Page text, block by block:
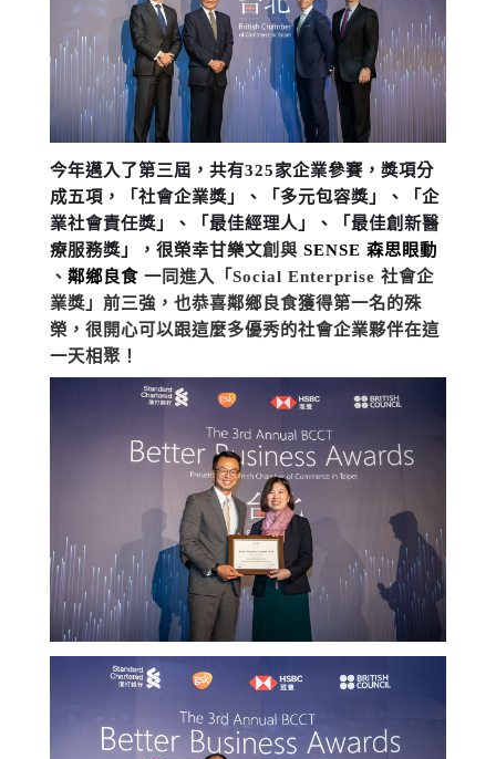
今年邁入了第三屆，共有325家企業參賽，獎項分
成五項，「 社會企業獎」、 「 多元包容獎」、 「 企
業社會責任獎」、
「 最佳經理人」、 「 最佳創新醫
療服務獎」， 很榮幸甘樂文創與 SENSE 森思眼動
、 鄰鄉良食 一同進入
「Social Enterprise 社會企
業獎」 前三強，也恭喜鄰鄉良食獲得第一名的殊
榮，很開心可以跟這麼多優秀的社會企業夥伴在這
一天相聚！